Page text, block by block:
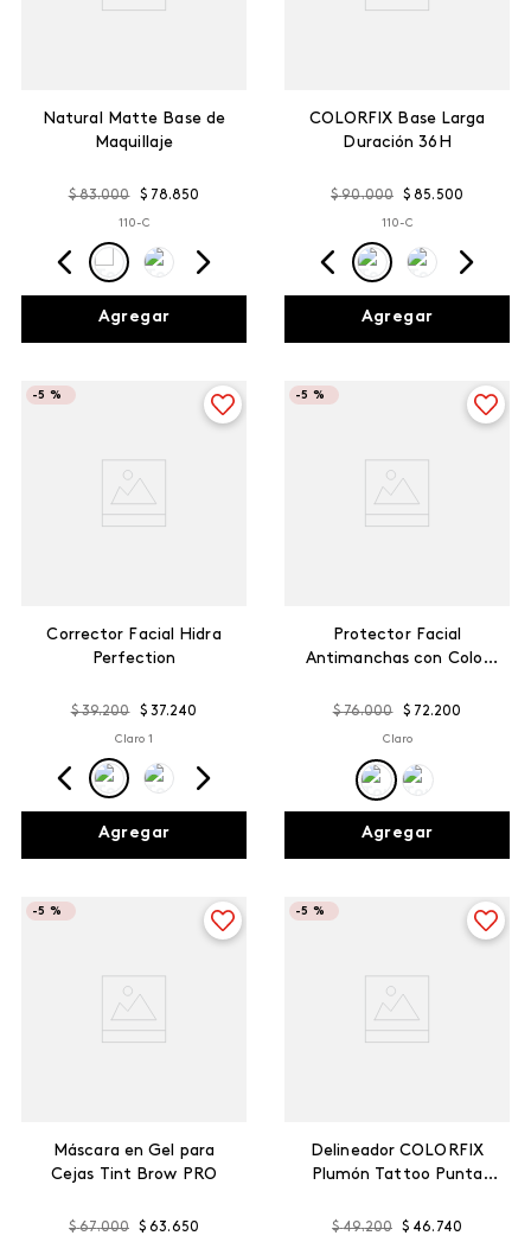
Natural Matte Base de
Maquillaje
$ 83.000 $ 78.850
110-C
Agregar
COLORFIX Base Larga
Duración 36H
$ 90.000 $ 85. 500
110-C
Agregar
Corrector Facial Hidra
Perfection
-5 %
$ 39.200 $ 37.240
Claro 1
Agregar
Protector Facial
Antimanchas con Color
-5 %
$ 76.000 $ 72.200
Claro
Agregar
Máscara en Gel para
Cejas Tint Brow PRO
-5 %
$ 67.000 $ 63. 650
Delineador COLORFIX
Plumón Tattoo Punta
-5 %
$ 49.200 $ 46. 740